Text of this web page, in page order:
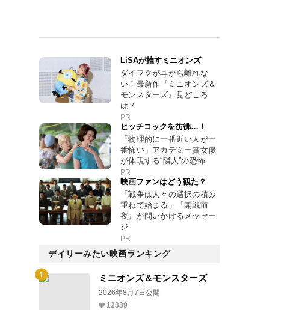
LiSAが推すミニオンズ
ダイフクが耳から離れな
い！最新作『ミニオンズ＆
モンスターズ』見どころ
は？
PR
ヒッチコックを彷彿…！
「物理的に一番近い人が一
番怖い」アカデミー賞女優
が体現する“隣人”の恐怖
PR
映画ファンはどう観た？
「戦争は人々の選択の積み
重ねで始まる」『開戦前
夜』が問いかけるメッセー
ジ
PR
デイリーみたい映画ランキング
ミニオンズ＆モンスターズ
2026年8月7日公開
12339